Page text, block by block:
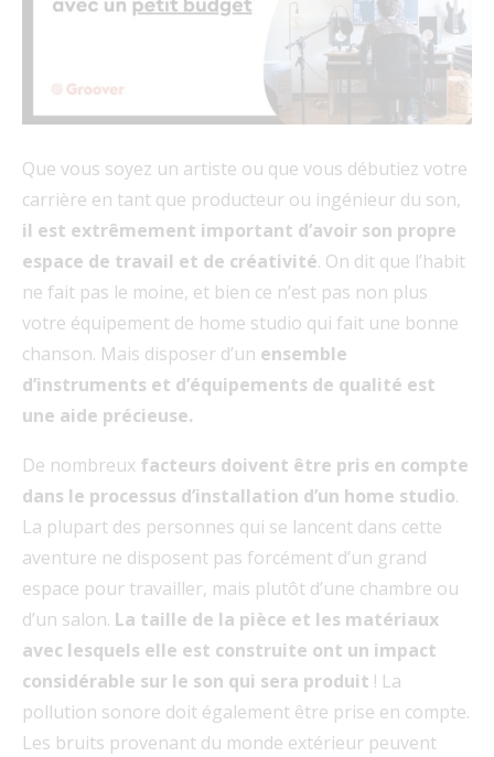
Que vous soyez un artiste ou que vous débutiez votre
carrière en tant que producteur ou ingénieur du son,
il est extrêmement important d’avoir son propre
espace de travail et de créativité. On dit que l’habit
ne fait pas le moine, et bien ce n’est pas non plus
votre équipement de home studio qui fait une bonne
chanson. Mais disposer d’un ensemble
d’instruments et d’équipements de qualité est
une aide précieuse.
De nombreux facteurs doivent être pris en compte
dans le processus d’installation d’un home studio.
La plupart des personnes qui se lancent dans cette
aventure ne disposent pas forcément d’un grand
espace pour travailler, mais plutôt d’une chambre ou
d’un salon. La taille de la pièce et les matériaux
avec lesquels elle est construite ont un impact
considérable sur le son qui sera produit ! La
pollution sonore doit également être prise en compte.
Les bruits provenant du monde extérieur peuvent